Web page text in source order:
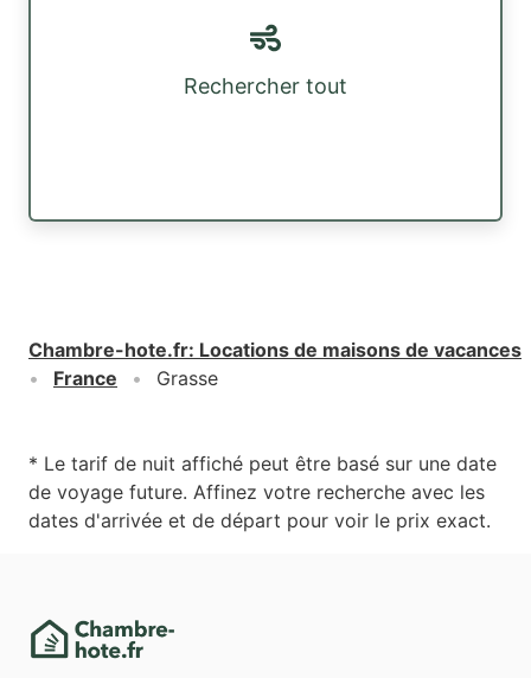
Rechercher tout
Chambre-hote.fr: Locations de maisons de vacances
France
Grasse
* Le tarif de nuit affiché peut être basé sur une date
de voyage future. Affinez votre recherche avec les
dates d'arrivée et de départ pour voir le prix exact.